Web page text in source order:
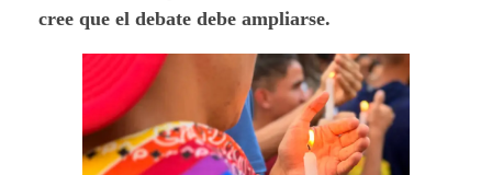
cree que el debate debe ampliarse.